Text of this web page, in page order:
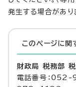
発生する場合があり
このページに関
財政局 税務部
電話番号：